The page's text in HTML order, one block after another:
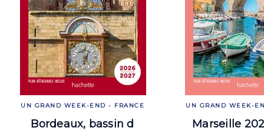
UN GRAND WEEK-END - FRANCE
Bordeaux, bassin d
UN GRAND WEEK-
Marseille